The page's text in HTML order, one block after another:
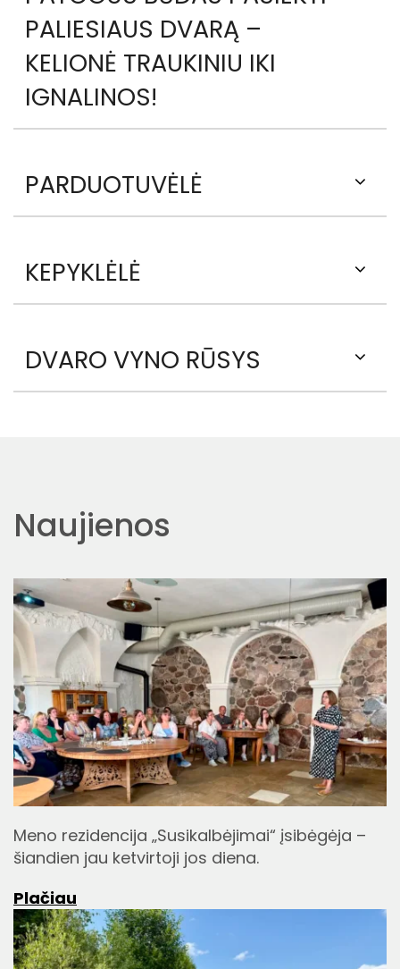
PALIESIAUS DVARĄ –
KELIONĖ TRAUKINIU IKI
IGNALINOS!
PARDUOTUVĖLĖ
KEPYKLĖLĖ
DVARO VYNO RŪSYS
Naujienos
Meno rezidencija „Susikalbėjimai“ įsibėgėja –
šiandien jau ketvirtoji jos diena.
Plačiau